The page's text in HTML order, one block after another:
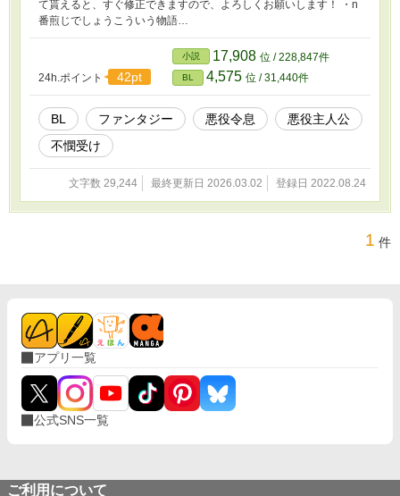
て貰えると、すぐ修正できますので、よろしくお願いします！ ・n
番煎じでしょうこういう物語…
24h.ポイント 42pt
小説 17,908 位 / 228,847件
BL 4,575 位 / 31,440件
BL ファンタジー 悪役令息
悪役主人公
不憫受け
文字数 29,244 最終更新日 2026.03.02 登録日 2022.08.24
1 件
アプリ一覧
公式SNS一覧
ご利用について